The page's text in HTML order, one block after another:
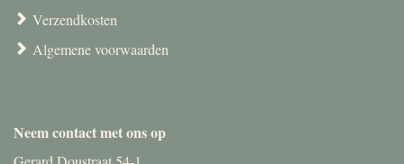
Verzendkosten
Algemene voorwaarden
Neem contact met ons op